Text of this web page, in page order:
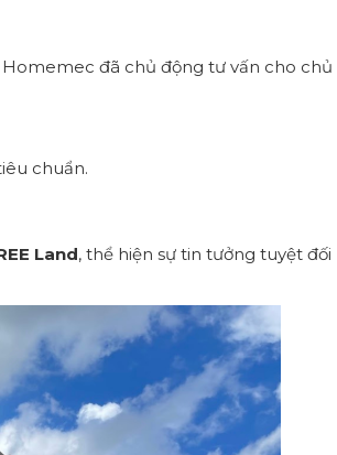
Homemec đã chủ động tư vấn cho chủ
chuẩn.
Land, thể hiện sự tin tưởng tuyệt đối